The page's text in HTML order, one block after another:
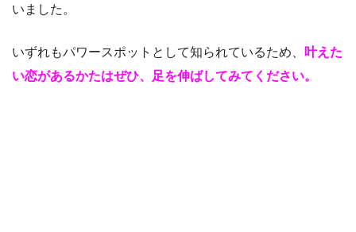
いました。
いずれもパワースポットとして知られているため、
叶えた
い恋があるかたはぜひ、足を伸ばしてみてください。